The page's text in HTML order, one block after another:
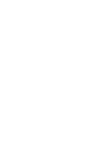
anzeigen
anzeigen